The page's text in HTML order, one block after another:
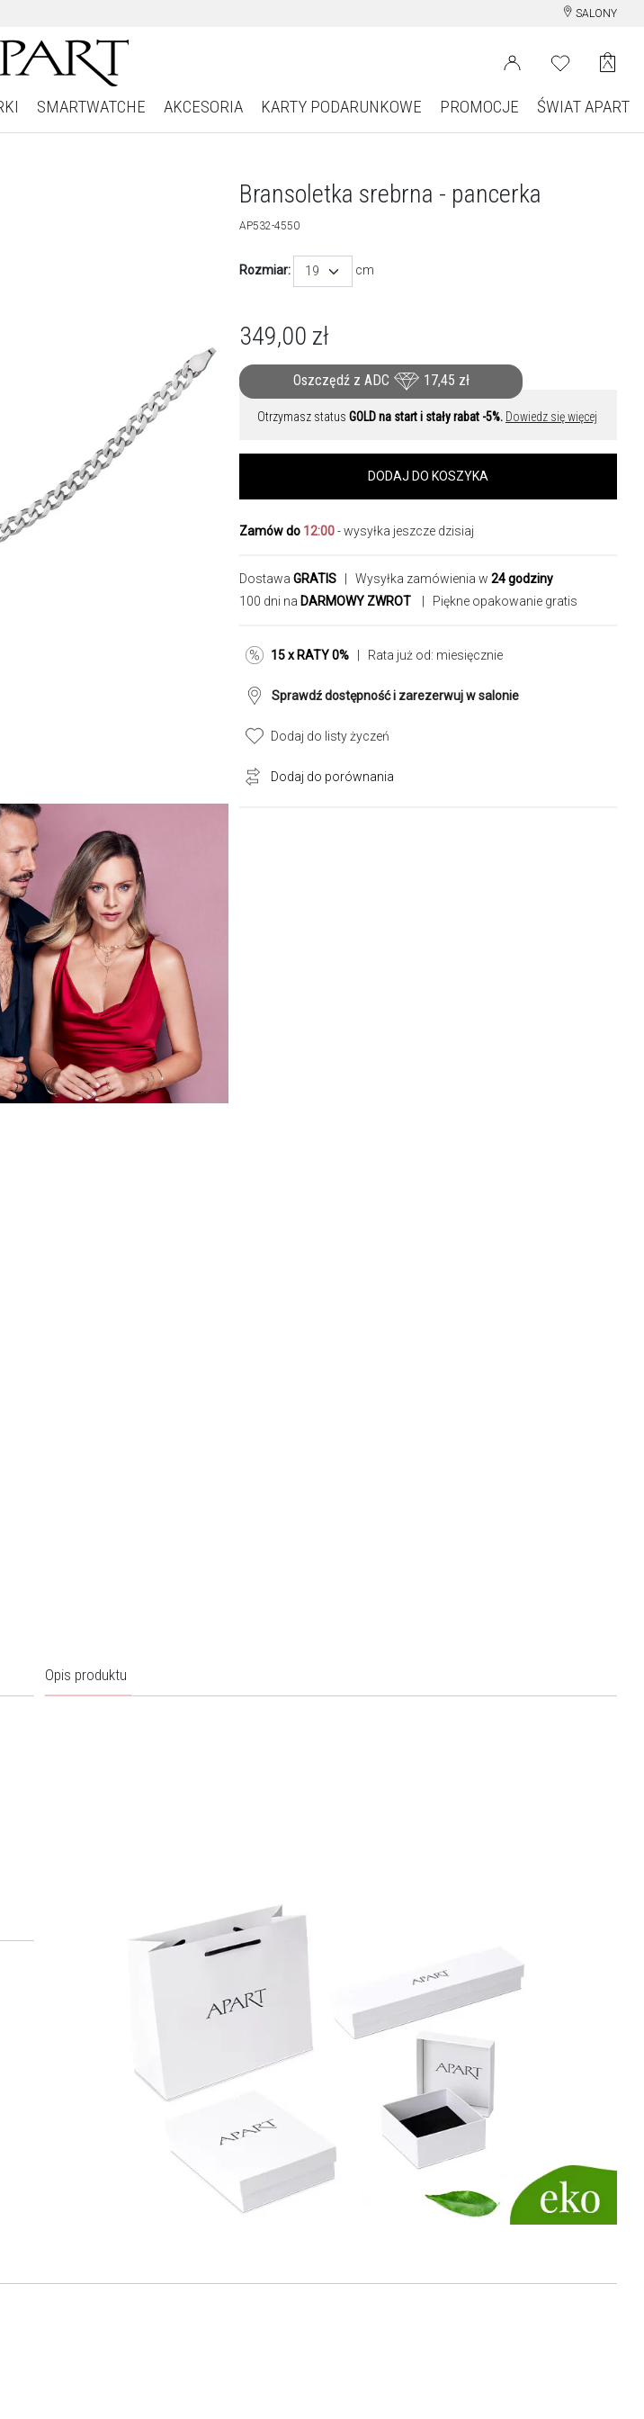
SALONY
SMARTWATCHE AKCESORIA KARTY PODARUNKOWE PROMOCJE ŚWIAT APART
Bransoletka srebrna - pancerka
AP532-4550
Rozmiar: 19 cm
349,00 zł
Oszczędź z ADC 17,45 zł
Otrzymasz status GOLD na start i stały rabat -5%. Dowiedz się więcej
DODAJ DO KOSZYKA
Zamów do 12:00- wysyłka jeszcze dzisiaj
Dostawa GRATIS | Wysyłka zamówienia w 24 godziny
100 dni na DARMOWY ZWROT | Piękne opakowanie gratis
15 x RATY 0% | Rata już od: miesięcznie
Sprawdź dostępność i zarezerwuj w salonie
Dodaj do listy życzeń
Dodaj do porównania
Opis produktu